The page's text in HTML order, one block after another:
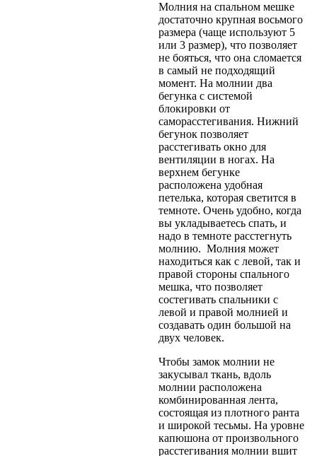
Молния на спальном мешке
достаточно крупная восьмого
размера (чаще используют 5
или 3 размер), что позволяет
не бояться, что она сломается
в самый не подходящий
момент. На молнии два
бегунка с системой
блокировки от
саморасстегивания. Нижний
бегунок позволяет
расстегивать окно для
вентиляции в ногах. На
верхнем бегунке
расположена удобная
петелька, которая светится в
темноте. Очень удобно, когда
вы укладываетесь спать, и
надо в темноте расстегнуть
молнию. Молния может
находиться как с левой, так и
правой стороны спального
мешка, что позволяет
состегивать спальники с
левой и правой молнией и
создавать один большой на
двух человек.
Чтобы замок молнии не
закусывал ткань, вдоль
молнии расположена
комбинированная лента,
состоящая из плотного ранта
и широкой тесьмы. На уровне
капюшона от произвольного
расстегивания молнии вшит